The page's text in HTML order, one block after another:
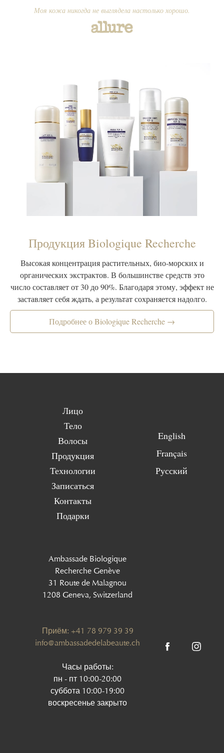
Моя кожа никогда не выглядела настолько хорошо.
Продукция Biologique Recherche
Высокая концентрация растительных, био-морских и
органических экстрактов. В большинстве средств это
число составляет от 30 до 90%. Благодаря этому, эффект не
заставляет себя ждать, а результат сохраняется надолго.
Подробнее о Biologique Recherche →
Лицо
Тело
Волосы
Продукция
Технологии
Записаться
Контакты
Подарки
English
Français
Русский
Ambassade Biologique
Recherche Genève
31 Route de Malagnou
1208 Geneva, Switzerland
Приём: +41 78 979 39 39
info@ambassadedelabeaute.ch
Часы работы:
пн - пт 10:00-20:00
суббота 10:00-19:00
воскресенье закрыто